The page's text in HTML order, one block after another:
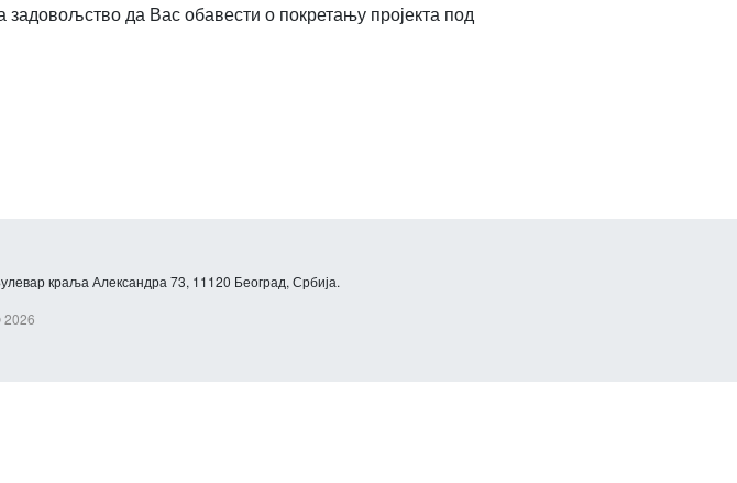
да Вас обавести о покретању пројекта под
краља Александра 73, 11120 Београд, Србија.